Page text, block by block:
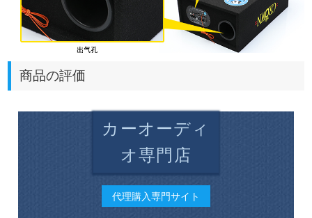
商品の評価
カーオーディ
オ専門店
代理購入専門サイト